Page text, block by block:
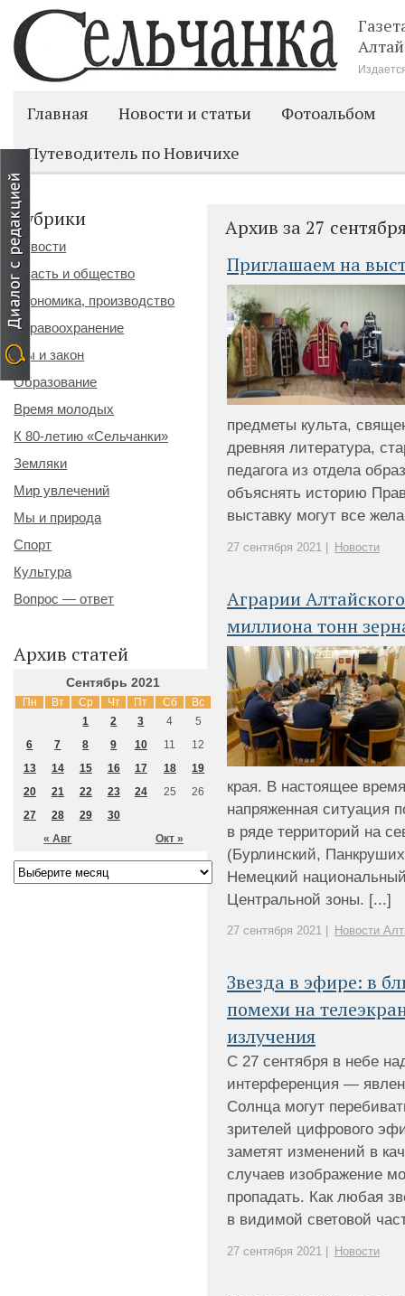
Главная Новости и статьи
Фотоальбом
Путеводитель по Новичихе
Архив за 27
Приглашаем на
предметы культа,
древняя литература,
педагога из отдела
объяснять историю
выставку могут все
27 сентября 2021 | Новости
Аграрии
миллиона тонн
края. В настоящее
напряженная ситуация
в ряде территорий на
(Бурлинский,
Немецкий
Центральной зоны. [...]
27 сентября 2021 | Новости
Звезда в эфире: в
помехи на
излучения
С 27 сентября в небе
интерференция —
Солнца могут
зрителей цифрового
заметят изменений в
случаев изображение
пропадать. Как любая
в видимой световой
27 сентября 2021 | Новости
Рубрики
Новости
Власть и общество
Экономика, производство
Здравоохранение
Мы и закон
Образование
Время молодых
К 80-летию «Сельчанки»
Земляки
Мир увлечений
Мы и природа
Спорт
Культура
Вопрос — ответ
Архив статей
Сентябрь 2021
Пн Вт Ср Чт Пт Сб Вс
« Авг Окт »
1 2 3 4
5
6
7 8 9 10 11
12
13
14 15 16 17 18
19
20
21 22 23 24 25
26
27
28 29 30